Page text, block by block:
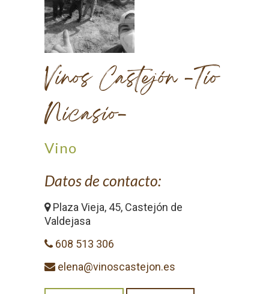
Vinos Castejón -Tío
Nicasio-
Vino
Datos de contacto:
Plaza Vieja, 45, Castejón de
Valdejasa
608 513 306
elena@vinoscastejon.es